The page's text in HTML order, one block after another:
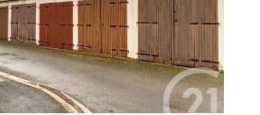
comprises